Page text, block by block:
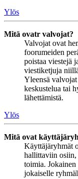
Ylös
Mitä ovatr valvojat?
Valvojat ovat
foorumeiden
poistaa viestejä
viestiketjuja
Yleensä valvojat
keskustelua tai
lähettämistä.
Ylös
Mitä ovat
Käyttäjäryhmät
hallittaviin
toimia.
jokaiselle